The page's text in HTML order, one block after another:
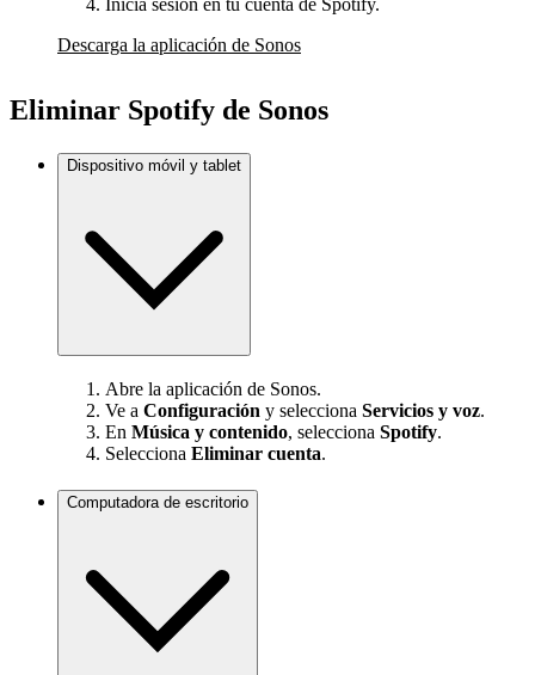
Inicia sesión en tu cuenta de Spotify.
Descarga la aplicación de Sonos
Eliminar Spotify de Sonos
Dispositivo móvil y tablet
Abre la aplicación de Sonos.
Ve a Configuración y selecciona Servicios y voz.
En Música y contenido, selecciona Spotify.
Selecciona Eliminar cuenta.
Computadora de escritorio